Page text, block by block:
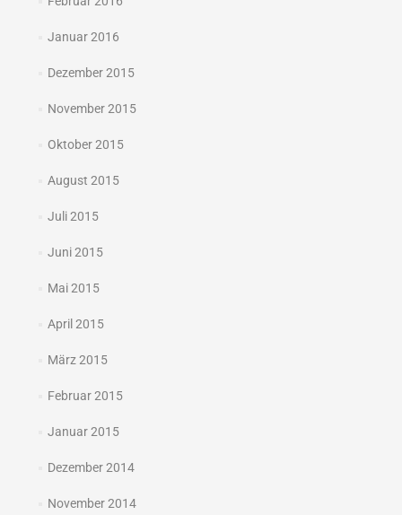
Januar 2016
Dezember 2015
November 2015
Oktober 2015
August 2015
Juli 2015
Juni 2015
Mai 2015
April 2015
März 2015
Februar 2015
Januar 2015
Dezember 2014
November 2014